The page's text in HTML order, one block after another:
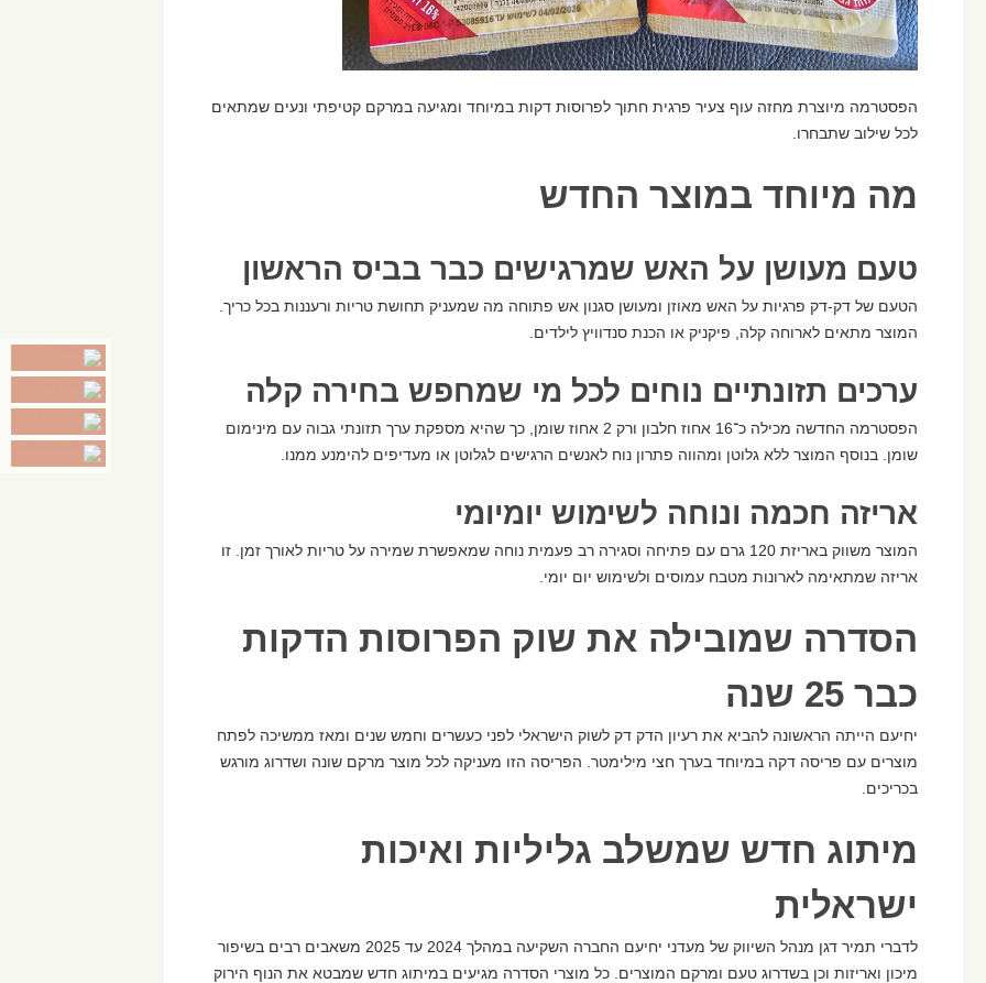
הפסטרמה מיוצרת מחזה עוף צעיר פרגית חתוך לפרוסות דקות במיוחד ומגיעה במרקם קטיפתי ונעים שמתאים
לכל שילוב שתבחרו.
מה מיוחד במוצר החדש
טעם מעושן על האש שמרגישים כבר בביס הראשון
הטעם של דק-דק פרגיות על האש מאוזן ומעושן סגנון אש פתוחה מה שמעניק תחושת טריות ורעננות בכל כריך.
המוצר מתאים לארוחה קלה, פיקניק או הכנת סנדוויץ לילדים.
ערכים תזונתיים נוחים לכל מי שמחפש בחירה קלה
הפסטרמה החדשה מכילה כ־16 אחוז חלבון ורק 2 אחוז שומן, כך שהיא מספקת ערך תזונתי גבוה עם מינימום
שומן. בנוסף המוצר ללא גלוטן ומהווה פתרון נוח לאנשים הרגישים לגלוטן או מעדיפים להימנע ממנו.
אריזה חכמה ונוחה לשימוש יומיומי
המוצר משווק באריזת 120 גרם עם פתיחה וסגירה רב פעמית נוחה שמאפשרת שמירה על טריות לאורך זמן. זו
אריזה שמתאימה לארונות מטבח עמוסים ולשימוש יום יומי.
הסדרה שמובילה את שוק הפרוסות הדקות
כבר 25 שנה
יחיעם הייתה הראשונה להביא את רעיון הדק דק לשוק הישראלי לפני כעשרים וחמש שנים ומאז ממשיכה לפתח
מוצרים עם פריסה דקה במיוחד בערך חצי מילימטר. הפריסה הזו מעניקה לכל מוצר מרקם שונה ושדרוג מורגש
בכריכים.
מיתוג חדש שמשלב גליליות ואיכות
ישראלית
לדברי תמיר דגן מנהל השיווק של מעדני יחיעם החברה השקיעה במהלך 2024 עד 2025 משאבים רבים בשיפור
מיכון ואריזות וכן בשדרוג טעם ומרקם המוצרים. כל מוצרי הסדרה מגיעים במיתוג חדש שמבטא את הנוף הירוק